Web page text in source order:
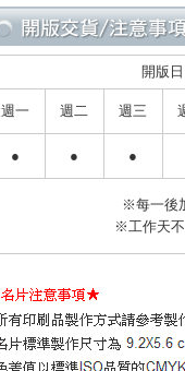
開版日
週一 週二 週三
● ● ●
※每一後
※工作天